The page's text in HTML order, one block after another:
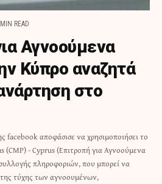
READ
Αγνοούμενα
Κύπρο αναζητά
στο
facebook αποφάσισε να χρησιμοποιήσει το
- Cyprus (Επιτροπή για Αγνοούμενα
πληροφοριών, που μπορεί να
τύχης των αγνοουμένων,